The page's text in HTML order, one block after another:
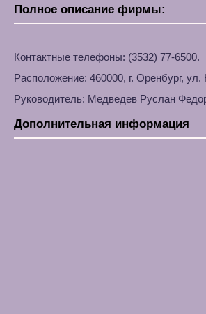
Полное описание фирмы:
Контактные телефоны: (3532) 77-6500.
Расположение: 460000, г. Оренбург, ул.
Руководитель: Медведев Руслан
Дополнительная информация